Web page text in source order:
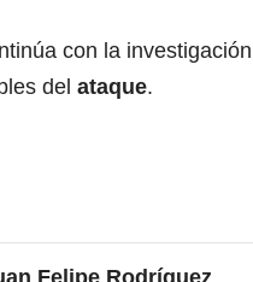
con la
del ataque.